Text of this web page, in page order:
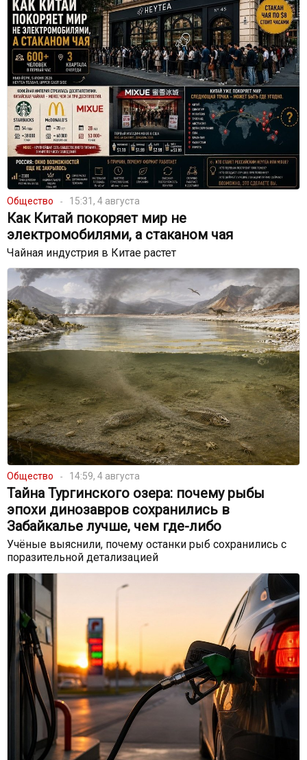
Общество 15:31, 4 августа
Как Китай покоряет мир не
электромобилями, а стаканом чая
Чайная индустрия в Китае растет
Общество 14:59, 4 августа
Тайна Тургинского озера: почему рыбы
эпохи динозавров сохранились в
Забайкалье лучше, чем где-либо
Учёные выяснили, почему останки рыб сохранились с
поразительной детализацией